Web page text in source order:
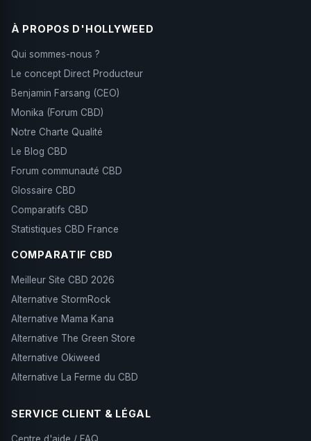
contiennent le même produit.
À PROPOS D'HOLLYWEED
Qui sommes-nous ?
Le concept Direct Producteur
Benjamin Farsang (CEO)
Monika (Forum CBD)
Notre Charte Qualité
Le Blog CBD
Forum communauté CBD
Glossaire CBD
Comparatifs CBD
Statistiques CBD France
COMPARATIF CBD
Meilleur Site CBD 2026
Alternative StormRock
Alternative Mama Kana
Alternative The Green Store
Alternative Okiweed
Alternative La Ferme du CBD
SERVICE CLIENT & LÉGAL